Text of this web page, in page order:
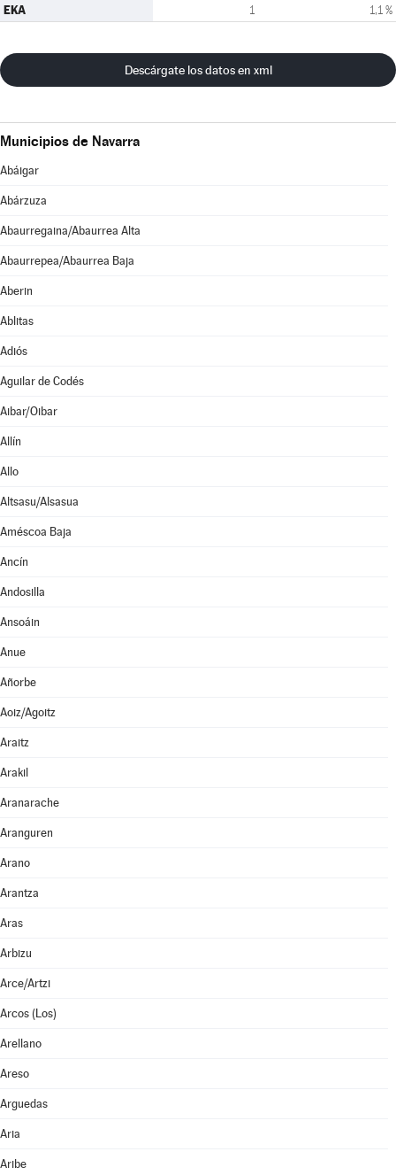
EKA 1 1,1 %
Descárgate los datos en xml
Municipios de Navarra
Abáigar
Abárzuza
Abaurregaina/Abaurrea Alta
Abaurrepea/Abaurrea Baja
Aberin
Ablitas
Adiós
Aguilar de Codés
Aibar/Oibar
Allín
Allo
Altsasu/Alsasua
Améscoa Baja
Ancín
Andosilla
Ansoáin
Anue
Añorbe
Aoiz/Agoitz
Araitz
Arakil
Aranarache
Aranguren
Arano
Arantza
Aras
Arbizu
Arce/Artzi
Arcos (Los)
Arellano
Areso
Arguedas
Aria
Aribe